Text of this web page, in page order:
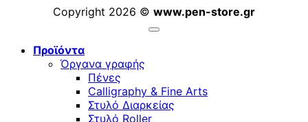
Copyright 2026 © www.pen-store.gr
Προϊόντα
Όργανα γραφής
Πένες
Calligraphy & Fine Arts
Στυλό Διαρκείας
Στυλό Roller